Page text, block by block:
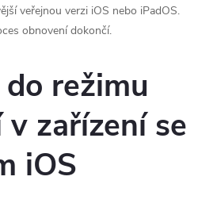
veřejnou verzi iOS nebo iPadOS.
obnovení dokončí.
režimu
zařízení se
iOS